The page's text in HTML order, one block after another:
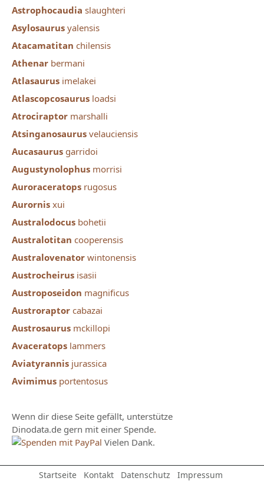
Astrophocaudia slaughteri
Asylosaurus yalensis
Atacamatitan chilensis
Athenar bermani
Atlasaurus imelakei
Atlascopcosaurus loadsi
Atrociraptor marshalli
Atsinganosaurus velauciensis
Aucasaurus garridoi
Augustynolophus morrisi
Auroraceratops rugosus
Aurornis xui
Australodocus bohetii
Australotitan cooperensis
Australovenator wintonensis
Austrocheirus isasii
Austroposeidon magnificus
Austroraptor cabazai
Austrosaurus mckillopi
Avaceratops lammers
Aviatyrannis jurassica
Avimimus portentosus
Wenn dir diese Seite gefällt, unterstütze
Dinodata.de gern mit einer Spende.
Vielen Dank.
Startseite Kontakt Datenschutz Impressum